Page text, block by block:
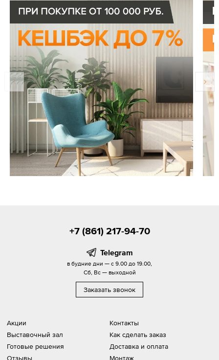
Акции
Выставочный зал
Готовые решения
Отзывы
Контакты
Как сделать заказ
Доставка и оплата
Монтаж
+7 (861) 217-94-70
Telegram
в будние дни — с 9.00 до 19.00,
Сб, Вс — выходной
Заказать звонок